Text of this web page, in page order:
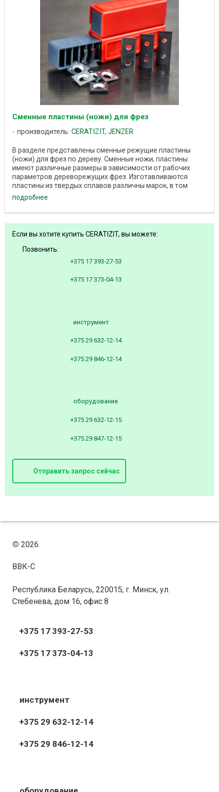
Сменные пластины (ножи) для фрез
производитель: CERATIZIT, JENZER
В разделе представлены сменные режущие пластины
(ножи) для фрез по дереву. Сменные ножи, пластины
имеют различные размеры в зависимости от рабочих
параметров дереворежущих фрез. Изготавливаются
пластины из твердых сплавов различны марок, в том
числе ...
подробнее
Если вы хотите купить CERATIZIT, вы можете:
Позвонить:
+375 17 393-27-53
+375 17 373-04-13
инструмент
+375 29 632-12-14
+375 29 846-12-14
оборудование
+375 29 632-12-15
+375 29 847-12-15
Отправить запрос сейчас
© 2026
ВВК-С
Республика Беларусь, 220015, г. Минск, ул.
Стебенева, дом 16, офис 8
+375 17 393-27-53
+375 17 373-04-13
инструмент
+375 29 632-12-14
+375 29 846-12-14